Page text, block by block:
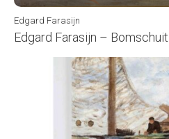
Edgard Farasijn
Edgard Farasijn –